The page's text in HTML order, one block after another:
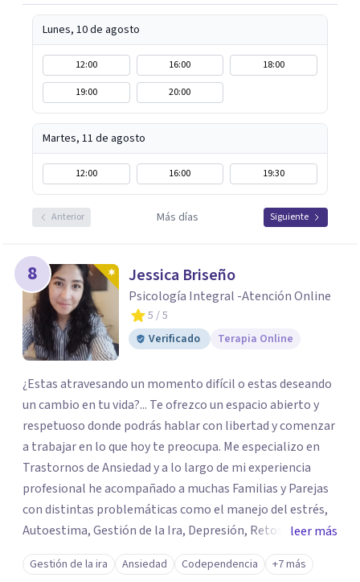
realistas, sin fórmulas rígidas: combinamos profundidad
emocional con una mirada práctica sobre tu vida diaria.
Lunes, 10 de agosto
12:00 16:00
18:00
19:00
20:00
Martes, 11 de agosto
12:00 16:00 19:30
Anterior Más días Siguiente
8 Jessica Briseño
Psicología Integral -Atención Online
5 / 5
Verificado
Terapia Online
¿Estas atravesando un momento difícil o estas deseando
un cambio en tu vida?... Te ofrezco un espacio abierto y
respetuoso donde podrás hablar con libertad y comenzar
a trabajar en lo que hoy te preocupa. Me especializo en
Trastornos de Ansiedad y a lo largo de mi experiencia
profesional he acompañado a muchas Familias y Parejas
con distintas problemáticas como el manejo del estrés,
Autoestima, Gestión de la Ira, Depresión, Retos en la
Crianza, Codependencia, Celos, entre otros. Cuento con
más de 12 años de experiencia en el área de la Salud
leer más
Gestión de la ira Ansiedad Codependencia +7 más